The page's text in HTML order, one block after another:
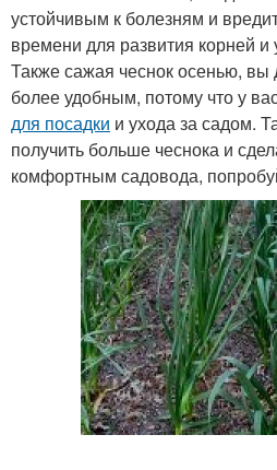
устойчивым к болезням и
времени для развития корней и
Также сажая чеснок осенью, вы
более удобным, потому что у
для посадки и ухода за садом.
получить больше чеснока и
комфортным садовода,